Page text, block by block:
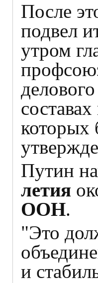
После
подвел
утром
которых
Путин
летия
ООН.
"Это
и